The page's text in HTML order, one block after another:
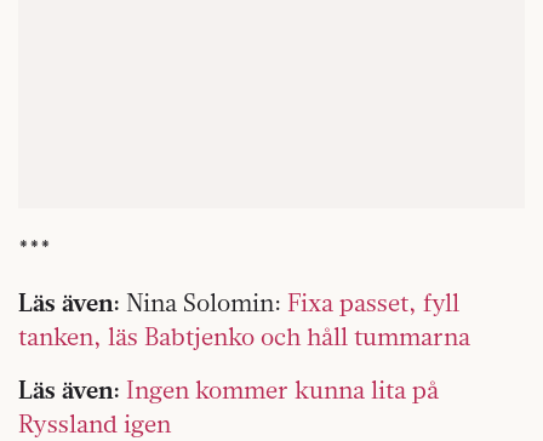
***
Läs även: Nina Solomin: Fixa passet, fyll
tanken, läs Babtjenko och håll tummarna
Läs även: Ingen kommer kunna lita på
Ryssland igen